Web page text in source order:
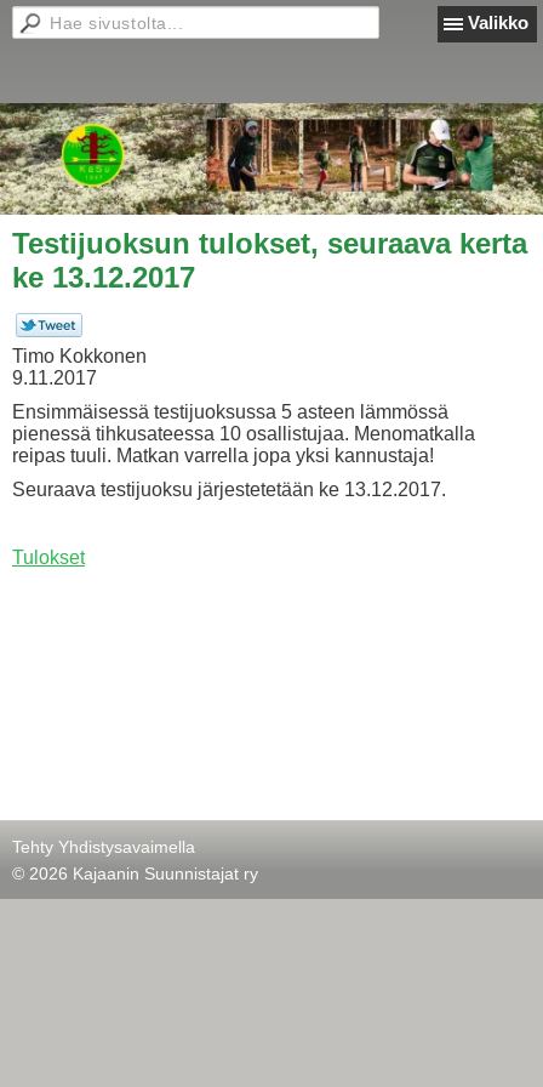
Valikko
Testijuoksun tulokset, seuraava kerta
ke 13.12.2017
Timo Kokkonen
9.11.2017
Ensimmäisessä testijuoksussa 5 asteen lämmössä
pienessä tihkusateessa 10 osallistujaa. Menomatkalla
reipas tuuli. Matkan varrella jopa yksi kannustaja!
Seuraava testijuoksu järjestetetään ke 13.12.2017.
Tulokset
Tehty Yhdistysavaimella
© 2026 Kajaanin Suunnistajat ry